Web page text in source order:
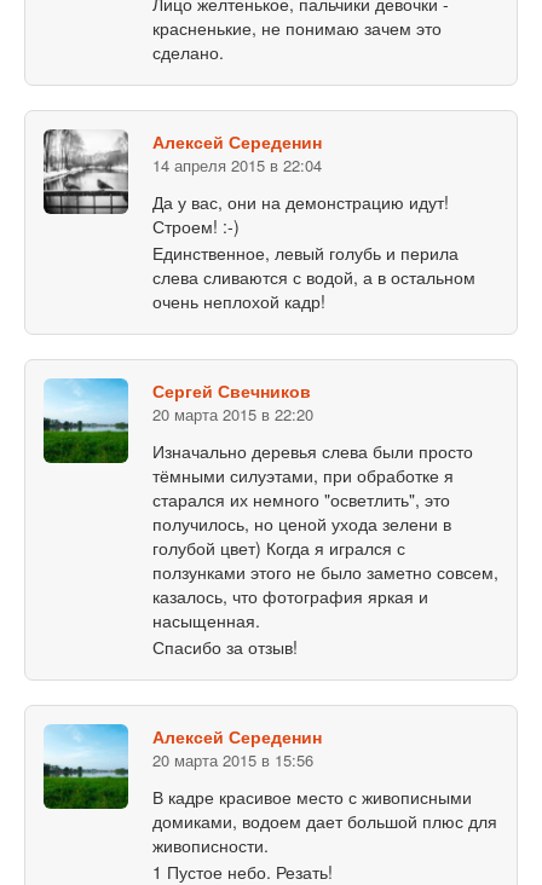
красненькие, не понимаю зачем это
сделано.
Алексей Середенин
14 апреля 2015 в 22:04
Да у вас, они на демонстрацию идут!
Строем! :-)
Единственное, левый голубь и перила
слева сливаются с водой, а в остальном
очень неплохой кадр!
Сергей Свечников
20 марта 2015 в 22:20
Изначально деревья слева были просто
тёмными силуэтами, при обработке я
старался их немного "осветлить", это
получилось, но ценой ухода зелени в
голубой цвет) Когда я игрался с
ползунками этого не было заметно совсем,
казалось, что фотография яркая и
насыщенная.
Спасибо за отзыв!
Алексей Середенин
20 марта 2015 в 15:56
В кадре красивое место с живописными
домиками, водоем дает большой плюс для
живописности.
1 Пустое небо. Резать!